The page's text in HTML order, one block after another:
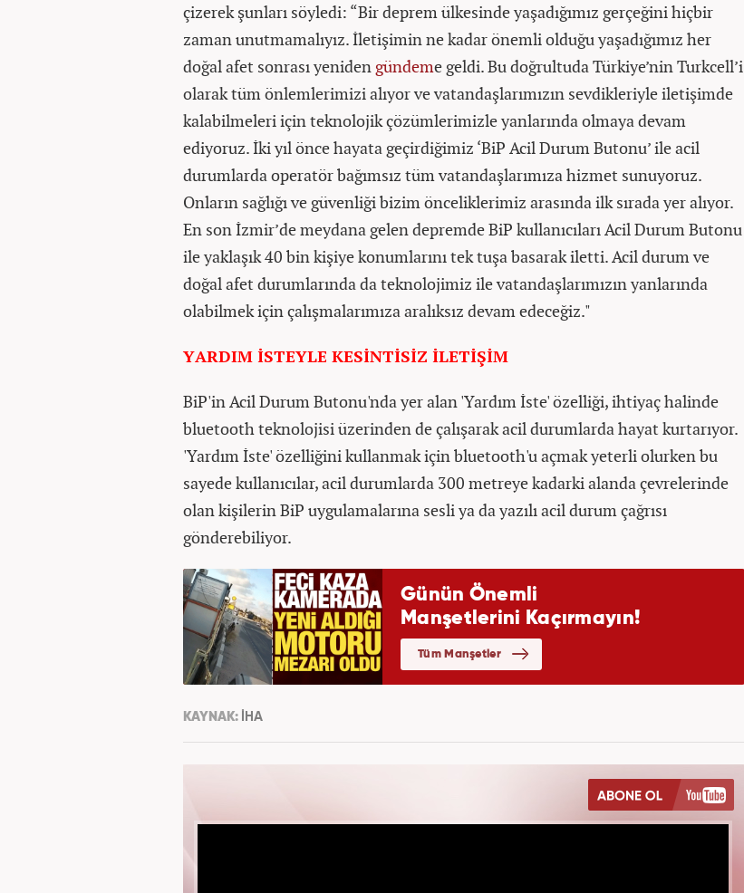
çizerek şunları söyledi: “Bir deprem ülkesinde yaşadığımız gerçeğini hiçbir
zaman unutmamalıyız. İletişimin ne kadar önemli olduğu yaşadığımız her
doğal afet sonrası yeniden gündeme geldi. Bu doğrultuda Türkiye’nin Turkcell’i
olarak tüm önlemlerimizi alıyor ve vatandaşlarımızın sevdikleriyle iletişimde
kalabilmeleri için teknolojik çözümlerimizle yanlarında olmaya devam
ediyoruz. İki yıl önce hayata geçirdiğimiz ‘BiP Acil Durum Butonu’ ile acil
durumlarda operatör bağımsız tüm vatandaşlarımıza hizmet sunuyoruz.
Onların sağlığı ve güvenliği bizim önceliklerimiz arasında ilk sırada yer alıyor.
En son İzmir’de meydana gelen depremde BiP kullanıcıları Acil Durum Butonu
ile yaklaşık 40 bin kişiye konumlarını tek tuşa basarak iletti. Acil durum ve
doğal afet durumlarında da teknolojimiz ile vatandaşlarımızın yanlarında
olabilmek için çalışmalarımıza aralıksız devam edeceğiz."
YARDIM İSTEYLE KESİNTİSİZ İLETİŞİM
BiP'in Acil Durum Butonu'nda yer alan 'Yardım İste' özelliği, ihtiyaç halinde
bluetooth teknolojisi üzerinden de çalışarak acil durumlarda hayat kurtarıyor.
'Yardım İste' özelliğini kullanmak için bluetooth'u açmak yeterli olurken bu
sayede kullanıcılar, acil durumlarda 300 metreye kadarki alanda çevrelerinde
olan kişilerin BiP uygulamalarına sesli ya da yazılı acil durum çağrısı
gönderebiliyor.
KAYNAK: İHA